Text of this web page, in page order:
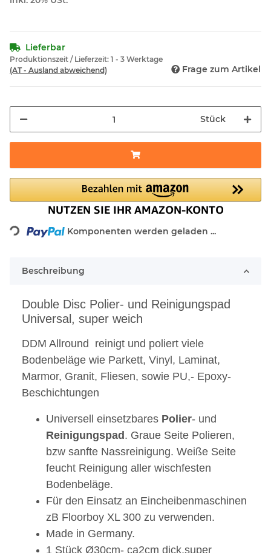
Lieferbar
Produktionszeit / Lieferzeit: 1 - 3 Werktage
(AT - Ausland abweichend)
Frage zum Artikel
Stück
Loading... Komponenten werden geladen ...
Beschreibung
Double Disc Polier- und Reinigungspad
Universal, super weich
DDM Allround reinigt und poliert viele
Bodenbeläge wie Parkett, Vinyl, Laminat,
Marmor, Granit, Fliesen, sowie PU,- Epoxy-
Beschichtungen
Universell einsetzbares Polier- und
Reinigungspad . Graue Seite Polieren,
bzw sanfte Nassreinigung. Weiße Seite
feucht Reinigung aller wischfesten
Bodenbeläge.
Für den Einsatz an Eincheibenmaschinen
zB Floorboy XL 300 zu verwenden.
Made in Germany.
1 Stück Ø30cm- ca2cm dick,super